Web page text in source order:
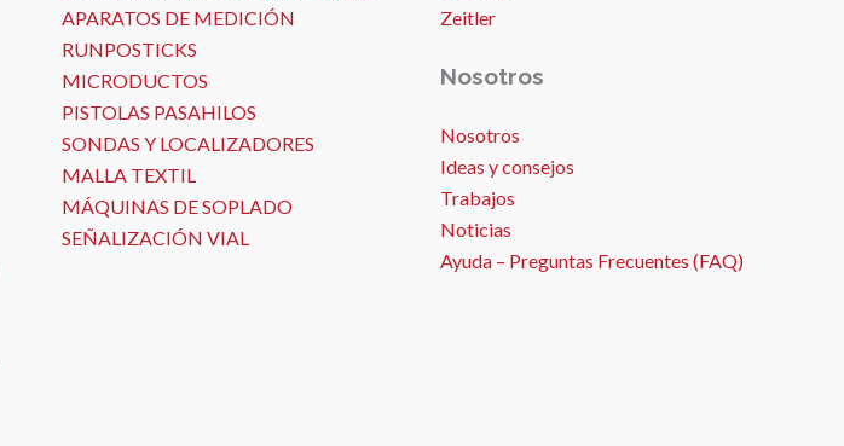
APARATOS DE MEDICIÓN
RUNPOSTICKS
MICRODUCTOS
PISTOLAS PASAHILOS
SONDAS Y LOCALIZADORES
MALLA TEXTIL
MÁQUINAS DE SOPLADO
SEÑALIZACIÓN VIAL
Zeitler
Nosotros
Nosotros
Ideas y consejos
Trabajos
Noticias
Ayuda – Preguntas Frecuentes (FAQ)